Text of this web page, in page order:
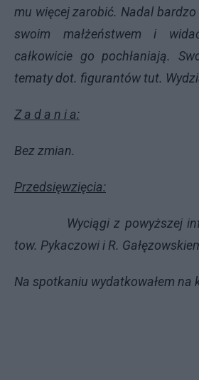
mu więcej zarobić. Nadal
swoim małżeństwem i
całkowicie go pochłaniają.
tematy dot. figurantów tut.
Z a d a n i a:
Bez zmian.
Przedsięwzięcia:
Wyciągi z powyższej
tow. Pykaczowi i R.
Na spotkaniu wydatkowałem na